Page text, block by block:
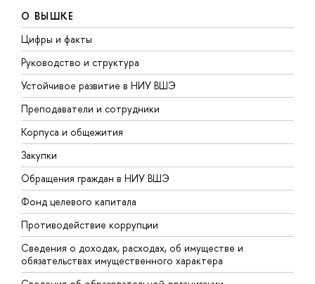
О ВЫШКЕ
Цифры и факты
Руководство и структура
Устойчивое развитие в НИУ ВШЭ
Преподаватели и сотрудники
Корпуса и общежития
Закупки
Обращения граждан в НИУ ВШЭ
Фонд целевого капитала
Противодействие коррупции
Сведения о доходах, расходах, об имуществе и
обязательствах имущественного характера